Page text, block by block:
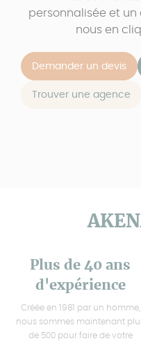
personnalisée et
nous en
Demander un devis
Trouver une agence
Plus de 40 ans
d'expérience
Créée en 1981 par un homme,
nous sommes maintenant
de 500 pour faire de votre